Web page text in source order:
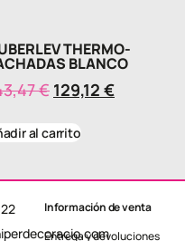
THERMO-
BLANCO
€ 129,12 €
al carrito
Información de venta
Entrega y devoluciones